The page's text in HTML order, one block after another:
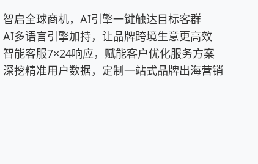
智启全球商机，AI引擎一键触达目标客群
AI多语言引擎加持，让品牌跨境生意更高效
智能客服7×24响应，赋能客户优化服务方案
深挖精准用户数据，定制一站式品牌出海营销